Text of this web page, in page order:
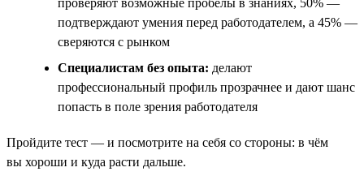
подтверждают умения перед работодателем, а 45% —
сверяются с рынком
Специалистам без опыта: делают
профессиональный профиль прозрачнее и дают шанс
попасть в поле зрения работодателя
Пройдите тест — и посмотрите на себя со стороны: в чём
вы хороши и куда расти дальше.